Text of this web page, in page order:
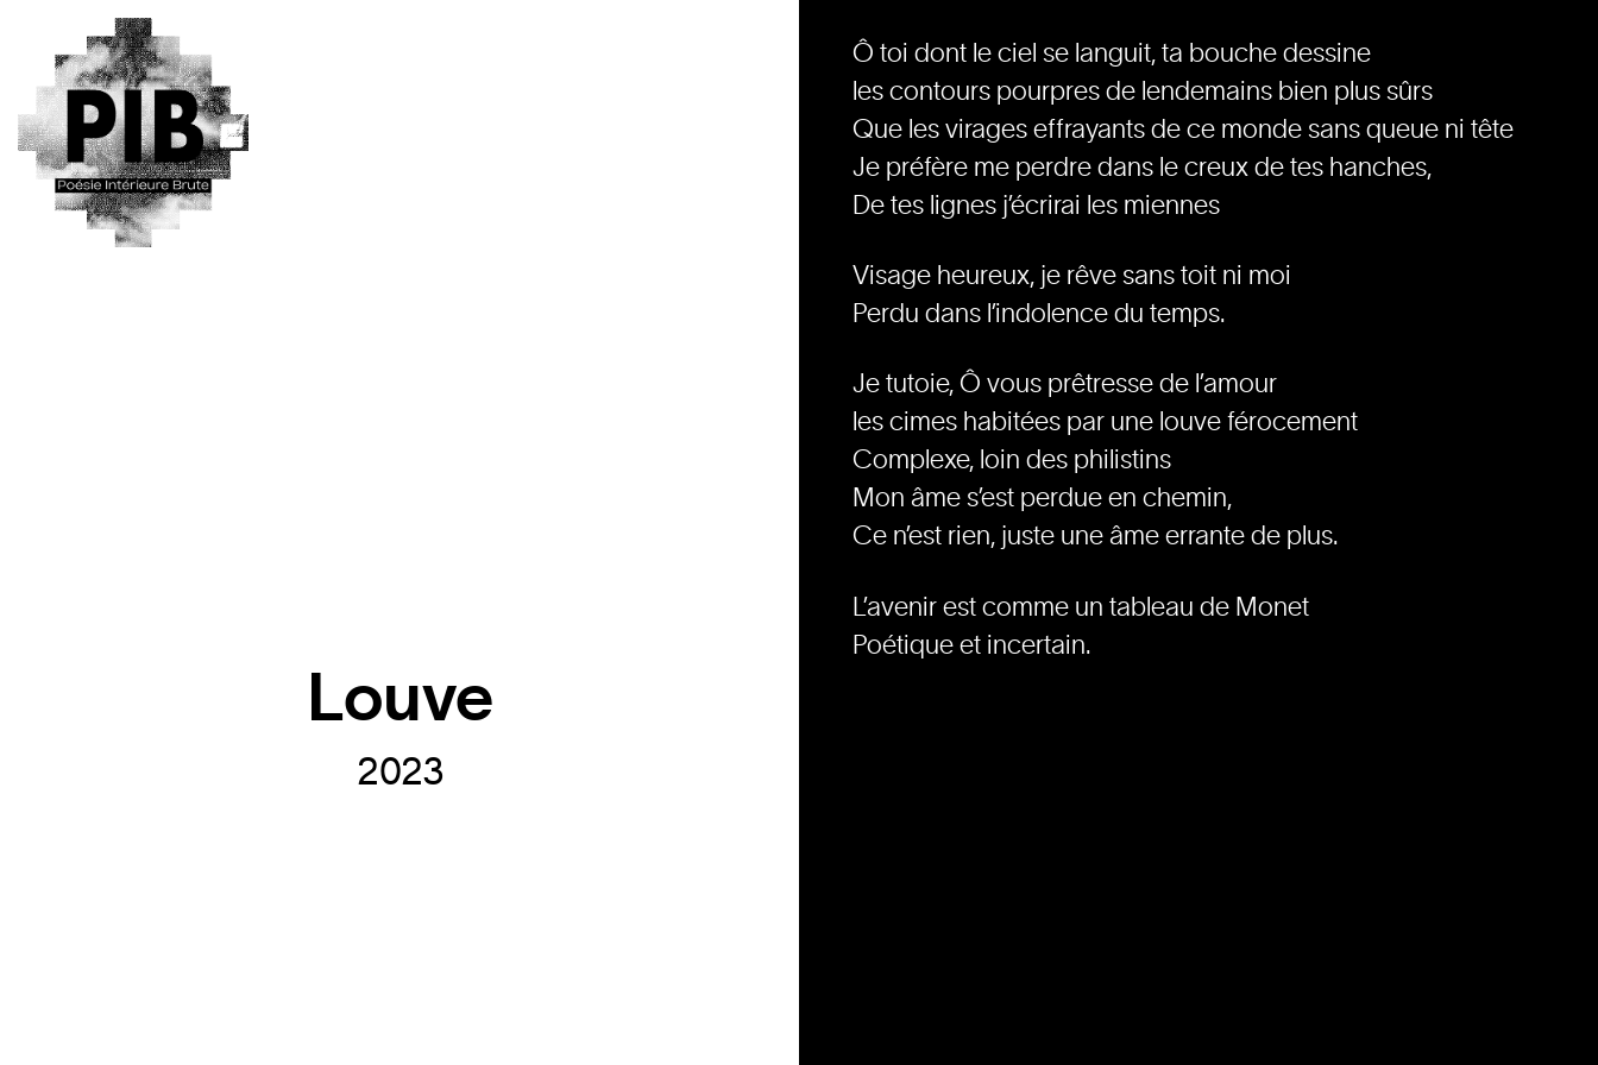
Louve
2023
Ô toi dont le ciel se languit, ta bouche dessine
les contours pourpres de lendemains bien plus sûrs
Que les virages effrayants de ce monde sans queue ni tête
Je préfère me perdre dans le creux de tes hanches,
De tes lignes j’écrirai les miennes
Visage heureux, je rêve sans toit ni moi
Perdu dans l’indolence du temps.
Je tutoie, Ô vous prêtresse de l’amour
les cimes habitées par une louve férocement
Complexe, loin des philistins
Mon âme s’est perdue en chemin,
Ce n’est rien, juste une âme errante de plus.
L’avenir est comme un tableau de Monet
Poétique et incertain.